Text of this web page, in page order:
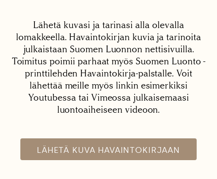
Lähetä kuvasi ja tarinasi alla olevalla
lomakkeella. Havaintokirjan kuvia ja tarinoita
julkaistaan Suomen Luonnon nettisivuilla.
Toimitus poimii parhaat myös Suomen Luonto -
printtilehden Havaintokirja-palstalle. Voit
lähettää meille myös linkin esimerkiksi
Youtubessa tai Vimeossa julkaisemaasi
luontoaiheiseen videoon.
LÄHETÄ KUVA HAVAINTOKIRJAAN